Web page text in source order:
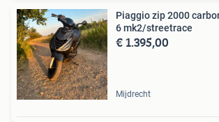
Piaggio zip 2000
6 mk2/streetrace
€ 1.395,00
Mijdrecht